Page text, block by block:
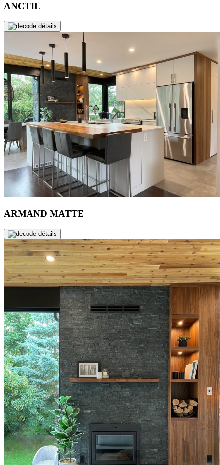
ANCTIL
de détails
ARMAND MATTE
de détails